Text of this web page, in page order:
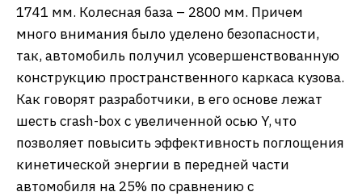
1741 мм. Колесная база – 2800 мм. Причем
много внимания было уделено безопасности,
так, автомобиль получил усовершенствованную
конструкцию пространственного каркаса кузова.
Как говорят разработчики, в его основе лежат
шесть crash-box с увеличенной осью Y, что
позволяет повысить эффективность поглощения
кинетической энергии в передней части
автомобиля на 25% по сравнению с